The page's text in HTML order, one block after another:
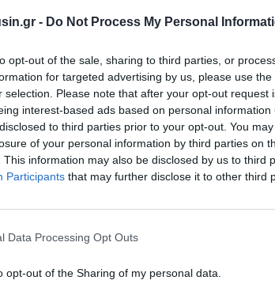
- Do Not Process My Personal
opt-out of the sale, sharing to third parties, or
for targeted advertising by us, please use
selection. Please note that after your opt-out request
interest-based ads based on personal
to third parties prior to your opt-out. You
of your personal information by third parties on
This information may also be disclosed by us to third
Participants that may further disclose it to other third
Data Processing Opt Outs
opt-out of the Sharing of my personal data.
το σκάφος φαίνεται να βγήκε εκτός
που πιθανόν εξηγεί γιατί δεν